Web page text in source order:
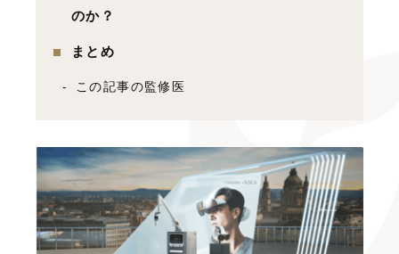
のか？
まとめ
この記事の監修医